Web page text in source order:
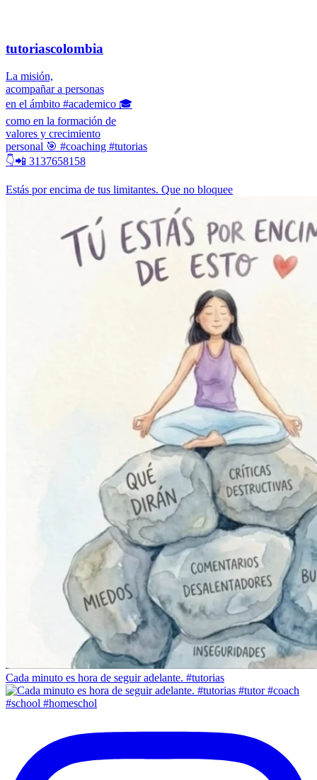
tutoriascolombia
La misión,
acompañar a personas
en el ámbito #academico 🎓
como en la formación de
valores y crecimiento
personal 🎯 #coaching #tutorias
👇📲 3137658158
Estás por encima de tus limitantes. Que no bloquee
Cada minuto es hora de seguir adelante. #tutorias